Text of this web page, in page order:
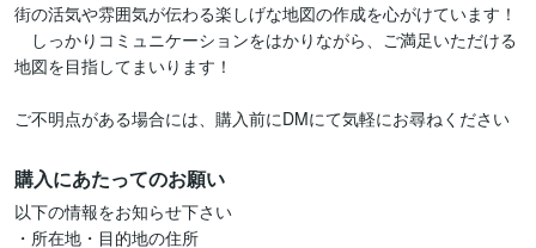
街の活気や雰囲気が伝わる楽しげな地図の作成を心がけています！
しっかりコミュニケーションをはかりながら、ご満足いただける
地図を目指してまいります！
ご不明点がある場合には、購入前にDMにて気軽にお尋ねください
購入にあたってのお願い
以下の情報をお知らせ下さい
・所在地・目的地の住所